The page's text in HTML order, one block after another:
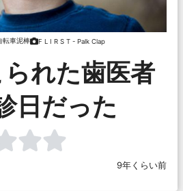
転車泥棒 F L I R S T - Palk Clap
れた歯医者
日だった
9年くらい前